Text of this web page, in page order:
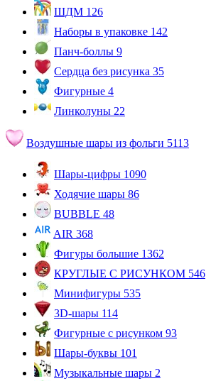
ШДМ 126
Наборы в упаковке 142
Панч-боллы 9
Сердца без рисунка 35
Фигурные 4
Линколуны 22
Воздушные шары из фольги 5113
Шары-цифры 1090
Ходячие шары 86
BUBBLE 48
AIR 368
Фигуры большие 1362
КРУГЛЫЕ С РИСУНКОМ 546
Минифигуры 535
3D-шары 114
Фигурные с рисунком 93
Шары-буквы 101
Музыкальные шары 2